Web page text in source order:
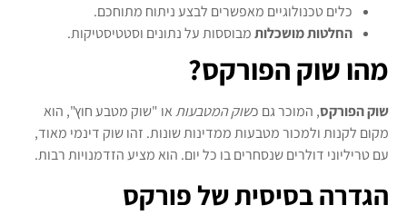
כלים טכנולוגיים מאפשרים לבצע ניתוח מתוחכם.
החלטות מושכלותמבוססות על נתונים וסטטיסטיקות.
מהו שוק הפורקס?
שוק הפורקס, המוכר גם כשוק המטבעותאו "שוק מטבע חוץ", הוא
מקום לקנות ולמכור מטבעות ממדינות שונות. זהו שוק דינמי מאוד,
עם טריליוני דולרים שנסחרים בו כל יום. הוא מציע הזדמנויות רבות.
הגדרה בסיסית של פורקס